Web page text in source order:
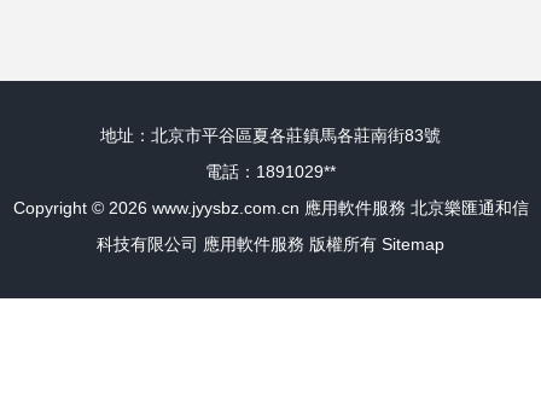
地址：北京市平谷區夏各莊鎮馬各莊南街83號
電話：1891029**
Copyright © 2026 www.jyysbz.com.cn 應用軟件服務 北京樂匯通和信
科技有限公司 應用軟件服務 版權所有 Sitemap